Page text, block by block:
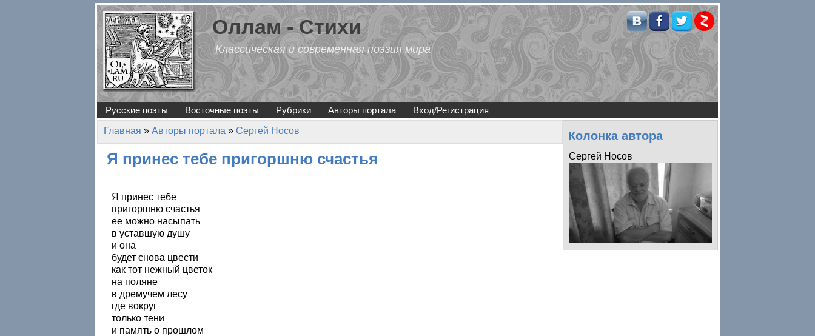
Перейти к основному содержанию
Оллам - Стихи
Классическая и современная поэзия мира
Русские поэты Восточные поэты Рубрики Авторы портала Вход/Регистрация
Вы здесь
Главная » Авторы портала » Сергей Носов
Я принес тебе пригоршню счастья
Я принес тебе
пригоршню счастья
ее можно насыпать
в уставшую душу
и она
будет снова цвести
как тот нежный цветок
на поляне
в дремучем лесу
где вокруг
только тени
и память о прошлом
Колонка автора
Сергей Носов